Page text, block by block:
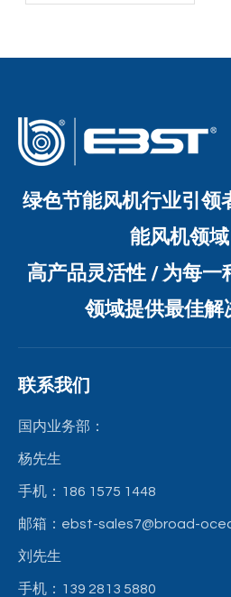
程采购少走弯路
绿色节能风机行业引
能风机领域
高产品灵活性 / 为每一
领域提供最佳解
联系我们
国内业务部：
杨先生
手机：186 1575 1448
邮箱：ebst-sales7@broad-
刘先生
手机：139 2813 5880